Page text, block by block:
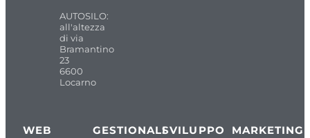
AUTOSILO:
all'altezza
di via
Bramantino
23
6600
Locarno
WEB GESTIONALISVILUPPO
MARKETING